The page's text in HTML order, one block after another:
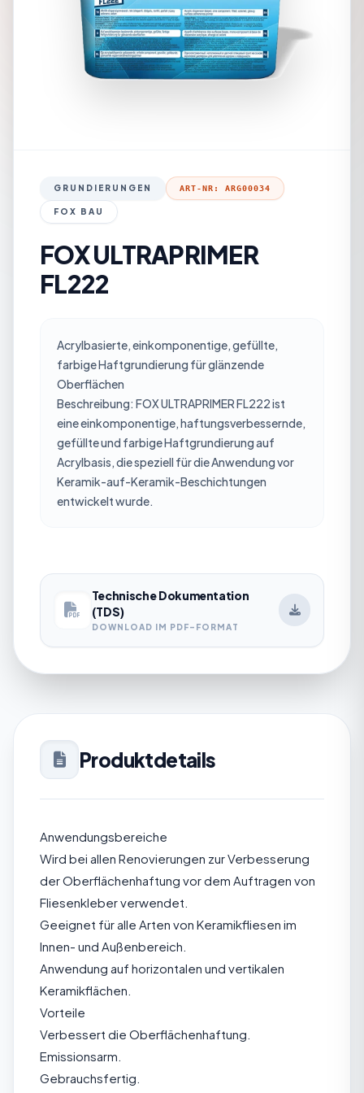
GRUNDIERUNGEN ART-NR: ARG00034
FOX BAU
FOX ULTRAPRIMER
FL222
Acrylbasierte, einkomponentige, gefüllte,
farbige Haftgrundierung für glänzende
Oberflächen
Beschreibung: FOX ULTRAPRIMER FL222 ist
eine einkomponentige, haftungsverbessernde,
gefüllte und farbige Haftgrundierung auf
Acrylbasis, die speziell für die Anwendung vor
Keramik-auf-Keramik-Beschichtungen
entwickelt wurde.
Technische Dokumentation
(TDS)
DOWNLOAD IM PDF-FORMAT
Produktdetails
Anwendungsbereiche
Wird bei allen Renovierungen zur Verbesserung
der Oberflächenhaftung vor dem Auftragen von
Fliesenkleber verwendet.
Geeignet für alle Arten von Keramikfliesen im
Innen- und Außenbereich.
Anwendung auf horizontalen und vertikalen
Keramikflächen.
Vorteile
Verbessert die Oberflächenhaftung.
Emissionsarm.
Gebrauchsfertig.